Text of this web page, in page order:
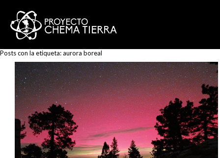
Posts con la etiqueta:aurora boreal